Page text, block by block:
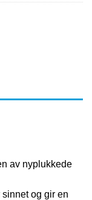
av nyplukkede
og gir en